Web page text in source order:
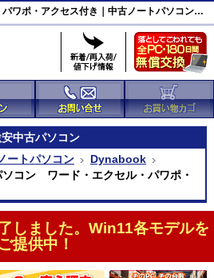
Dynabook ワード・エクセル・パワポ・アクセス付き｜中古ノートパソコン｜中古パソコン直販
中古パソコン
ートパソコン
Dynabook
コン ワード・エクセル・パワポ・
しました。Win11各モデルを
ご提供中！